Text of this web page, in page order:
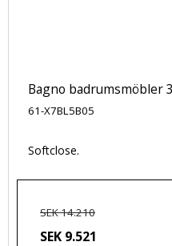
Bagno badrumsmöbler
61-X7BL5B05
Softclose.
SEK 14.210
SEK 9.521